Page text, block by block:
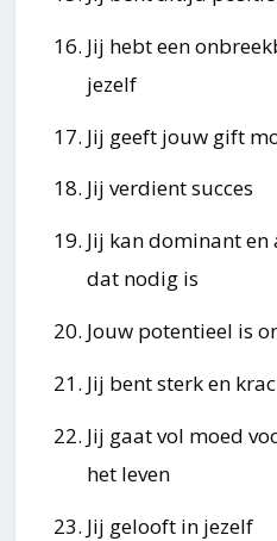
Jij hebt een
jezelf
Jij geeft jouw gift
Jij verdient succes
Jij kan dominant
dat nodig is
Jouw potentieel is
Jij bent sterk en
Jij gaat vol moed
het leven
Jij gelooft in jezelf